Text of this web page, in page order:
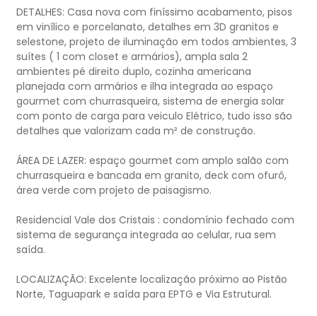
DETALHES: Casa nova com finíssimo acabamento, pisos
em vinílico e porcelanato, detalhes em 3D granitos e
selestone, projeto de iluminação em todos ambientes, 3
suítes ( 1 com closet e armários), ampla sala 2
ambientes pé direito duplo, cozinha americana
planejada com armários e ilha integrada ao espaço
gourmet com churrasqueira, sistema de energia solar
com ponto de carga para veiculo Elétrico, tudo isso são
detalhes que valorizam cada m² de construção.
ÁREA DE LAZER: espaço gourmet com amplo salão com
churrasqueira e bancada em granito, deck com ofurô,
área verde com projeto de paisagismo.
Residencial Vale dos Cristais : condomínio fechado com
sistema de segurança integrada ao celular, rua sem
saída.
LOCALIZAÇÃO: Excelente localização próximo ao Pistão
Norte, Taguapark e saída para EPTG e Via Estrutural.